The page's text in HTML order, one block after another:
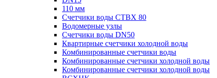
110 мм
Счетчики воды СТВХ 80
Водомерные узлы
Счетчики воды DN50
Квартирные счетчики холодной воды
Комбинированные счетчики воды
Комбинированные счетчики холодной воды
Комбинированные счетчики холодной воды